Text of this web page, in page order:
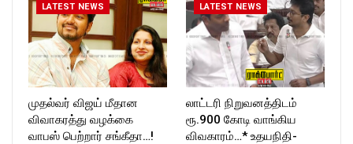
LATEST NEWS
முதல்வர் விஜய் மீதான
விவாகரத்து வழக்கை
வாபஸ் பெற்றார் சங்கீதா…!
LATEST NEWS
லாட்டரி நிறுவனத்திடம்
ரூ.900 கோடி வாங்கிய
விவகாரம்…* உதயநிதி-